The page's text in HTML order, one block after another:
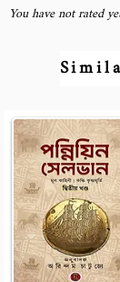
You have not rated